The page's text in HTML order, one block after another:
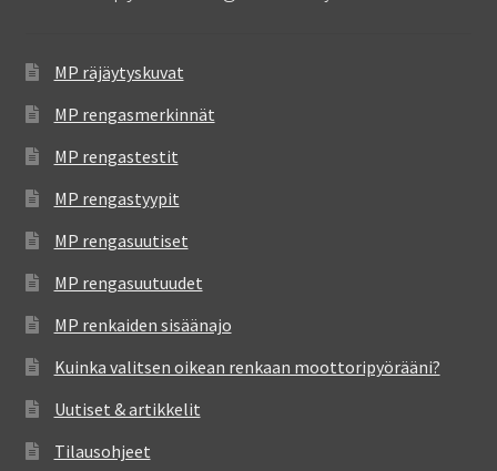
MP räjäytyskuvat
MP rengasmerkinnät
MP rengastestit
MP rengastyypit
MP rengasuutiset
MP rengasuutuudet
MP renkaiden sisäänajo
Kuinka valitsen oikean renkaan moottoripyörääni?
Uutiset & artikkelit
Tilausohjeet